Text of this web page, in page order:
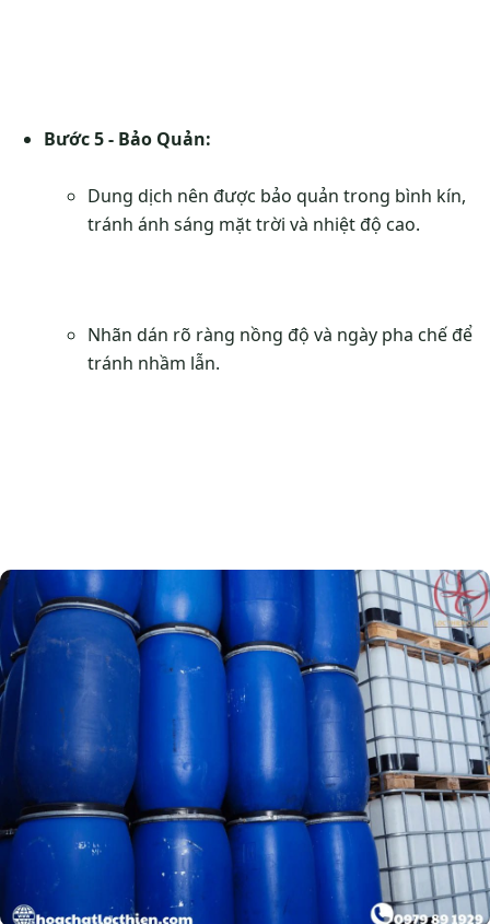
Bước 5 - Bảo Quản:
Dung dịch nên được bảo quản trong bình kín,
tránh ánh sáng mặt trời và nhiệt độ cao.
Nhãn dán rõ ràng nồng độ và ngày pha chế để
tránh nhầm lẫn.